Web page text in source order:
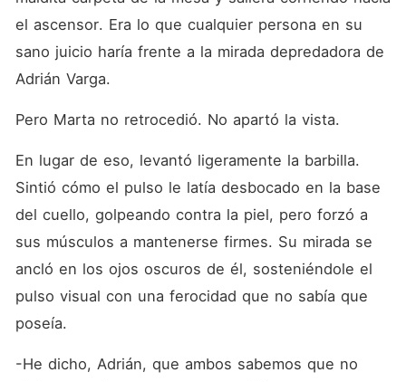
el ascensor. Era lo que cualquier persona en su
sano juicio haría frente a la mirada depredadora de
Adrián Varga.
Pero Marta no retrocedió. No apartó la vista.
En lugar de eso, levantó ligeramente la barbilla.
Sintió cómo el pulso le latía desbocado en la base
del cuello, golpeando contra la piel, pero forzó a
sus músculos a mantenerse firmes. Su mirada se
ancló en los ojos oscuros de él, sosteniéndole el
pulso visual con una ferocidad que no sabía que
poseía.
-He dicho, Adrián, que ambos sabemos que no